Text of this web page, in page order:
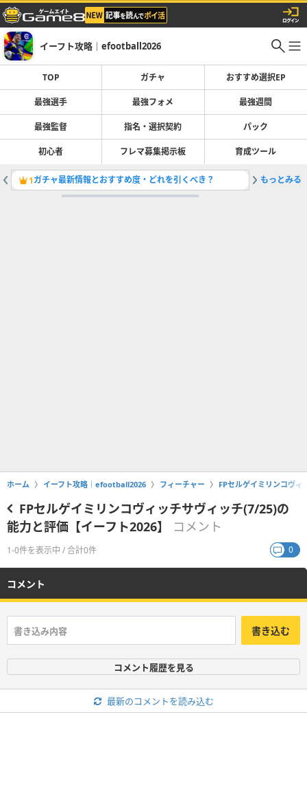
イーフト攻略｜efootball2026
TOP ガチャ おすすめ選択EP
最強選手 最強フォメ 最強週間
最強監督 指名・選択契約 パック
初心者 フレマ募集掲示板 育成ツール
1ガチャ最新情報とおすすめ度・どれを引くべき？ 2
もっとみる
ホーム イーフト攻略｜efootball2026 フィーチャー FPセルゲイミリンコヴ
FPセルゲイミリンコヴィッチサヴィッチ(7/25)の
能力と評価【イーフト2026】
コメント
1-0件を表示中 / 合計0件 0
コメント
書き込む
コメント履歴を見る
最新のコメントを読み込む